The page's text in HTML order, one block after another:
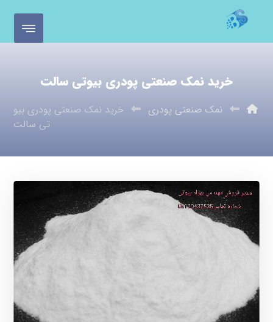
خرید نمک صنعتی پودری بیوتی سالت
نمک صنعتی پودری
خرید نمک صنعتی پودری بیو
تی سالت